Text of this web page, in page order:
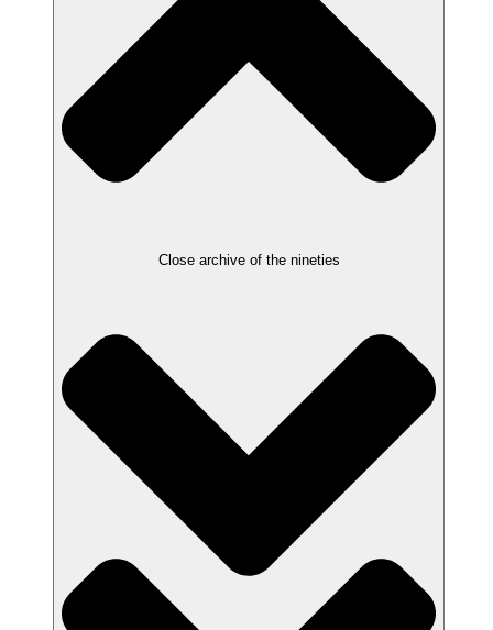
Close archive of the nineties